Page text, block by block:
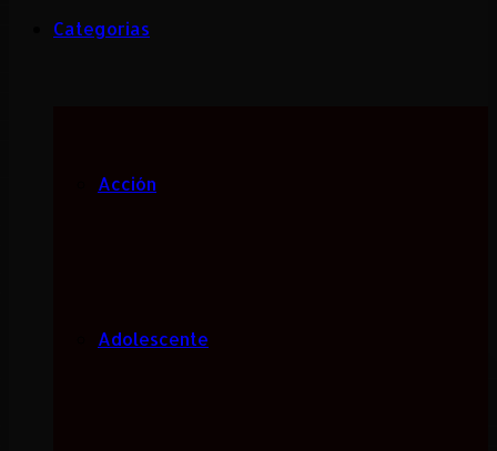
Categorias
Acción
Adolescente